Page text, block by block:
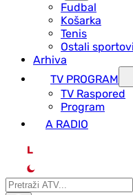
Fudbal
Košarka
Tenis
Ostali sportovi
Arhiva
TV PROGRAM
ТV Raspored
Program
A RADIO
L